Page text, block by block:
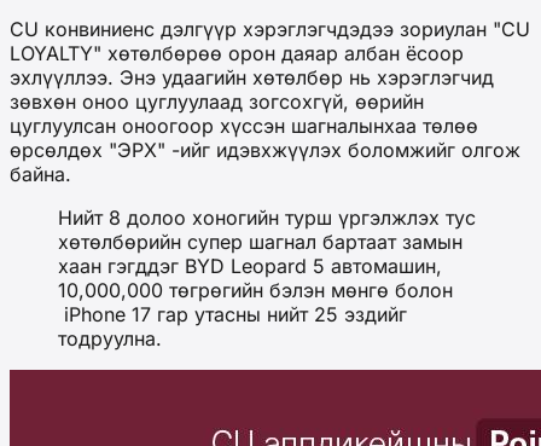
CU конвиниенс дэлгүүр хэрэглэгчдэдээ зориулан "CU
LOYALTY" хөтөлбөрөө орон даяар албан ёсоор
эхлүүллээ. Энэ удаагийн хөтөлбөр нь хэрэглэгчид
зөвхөн оноо цуглуулаад зогсохгүй, өөрийн
цуглуулсан оноогоор хүссэн шагналынхаа төлөө
өрсөлдөх "ЭРХ" -ийг идэвхжүүлэх боломжийг олгож
байна.
Нийт 8 долоо хоногийн турш үргэлжлэх тус
хөтөлбөрийн супер шагнал бартаат замын
хаан гэгддэг BYD Leopard 5 автомашин,
10,000,000 төгрөгийн бэлэн мөнгө болон
iPhone 17 гар утасны нийт 25 эздийг
тодруулна.